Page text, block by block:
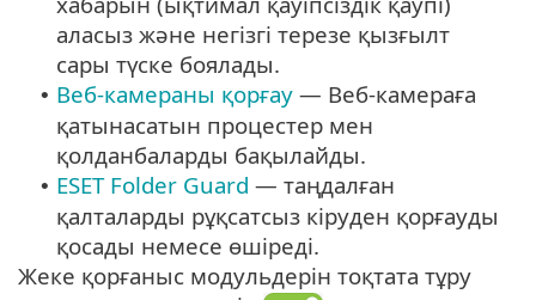
аласыз және негізгі терезе қызғылт
сары түске боялады.
• Веб-камераны қорғау — Веб-камераға
қатынасатын процестер мен
қолданбаларды бақылайды.
• ESET Folder Guard — таңдалған
қалталарды рұқсатсыз кіруден қорғауды
қосады немесе өшіреді.
Жеке қорғаныс модульдерін тоқтата тұру